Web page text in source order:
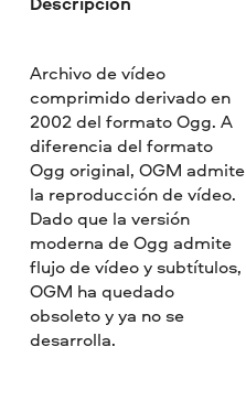
Archivo de vídeo
comprimido derivado en
2002 del formato Ogg. A
diferencia del formato
Ogg original, OGM admite
la reproducción de vídeo.
Dado que la versión
moderna de Ogg admite
flujo de vídeo y subtítulos,
OGM ha quedado
obsoleto y ya no se
desarrolla.